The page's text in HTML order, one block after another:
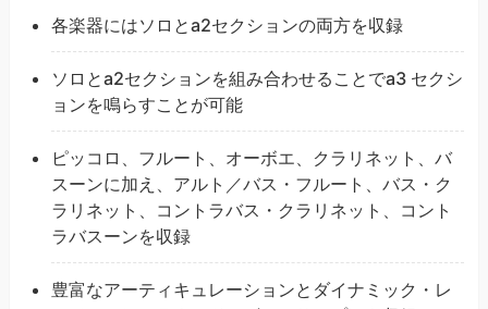
各楽器にはソロとa2セクションの両方を収録
ソロとa2セクションを組み合わせることでa3 セクシ
ョンを鳴らすことが可能
ピッコロ、フルート、オーボエ、クラリネット、バ
スーンに加え、アルト／バス・フルート、バス・ク
ラリネット、コントラバス・クラリネット、コント
ラバスーンを収録
豊富なアーティキュレーションとダイナミック・レ